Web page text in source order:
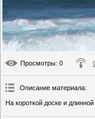
Просмотры: 0
Описание материала:
На короткой доске и длинной